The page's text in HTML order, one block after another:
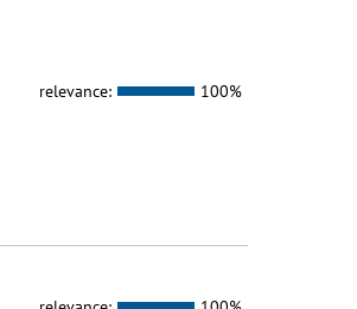
relevance: 100%